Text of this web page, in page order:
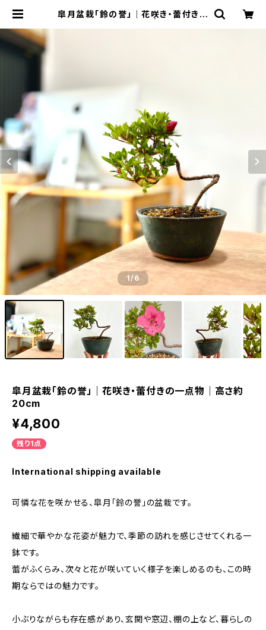
皐月盆栽「鈴の誉」｜花咲き・蕾付きの
1/6
皐月盆栽「鈴の誉」｜花咲き・蕾付きの一点物｜高さ約
20cm
¥4,800
残り1点
International shipping available
可憐な花を咲かせる、皐月「鈴の誉」の盆栽です。
繊細で華やかな花姿が魅力で、季節の訪れを感じさせてくれる一
鉢です。
蕾がふくらみ、次々と花が咲いていく様子を楽しめるのも、この時
期ならではの魅力です。
小ぶりながらも存在感があり、玄関や窓辺、棚の上など、暮らしの